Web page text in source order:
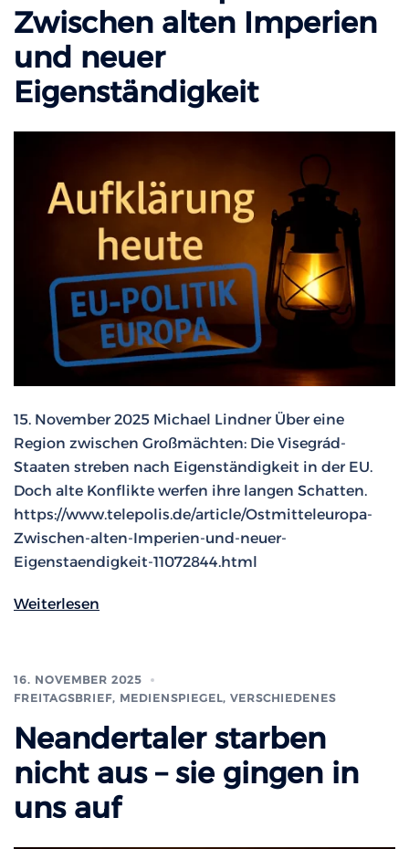
Zwischen alten Imperien
und neuer
Eigenständigkeit
15. November 2025 Michael Lindner Über eine
Region zwischen Großmächten: Die Visegrád-
Staaten streben nach Eigenständigkeit in der EU.
Doch alte Konflikte werfen ihre langen Schatten.
https://www.telepolis.de/article/Ostmitteleuropa-
Zwischen-alten-Imperien-und-neuer-
Eigenstaendigkeit-11072844.html
Weiterlesen
16. NOVEMBER 2025
FREITAGSBRIEF, MEDIENSPIEGEL, VERSCHIEDENES
Neandertaler starben
nicht aus – sie gingen in
uns auf